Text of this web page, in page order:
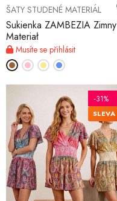
ŠATY STUDENÉ MATERIÁL
Sukienka ZAMBEZIA Zimny
Materiał
Musíte se přihlásit
-31%
SLEVA